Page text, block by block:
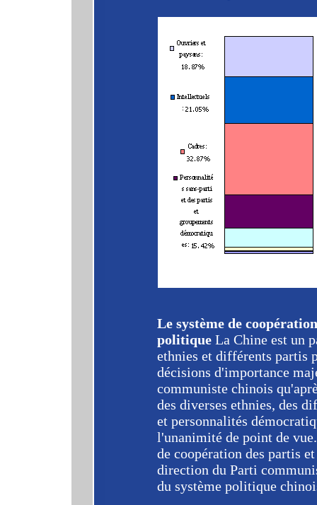
Le système de
politique La Chine est un
ethnies et différents partis
décisions d'importance
communiste chinois
des diverses ethnies, des
et personnalités
l'unanimité de point de
de coopération des partis
direction du Parti
du système politique